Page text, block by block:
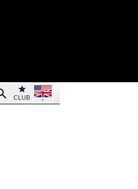
SearchClub
CLUB
Open language menu